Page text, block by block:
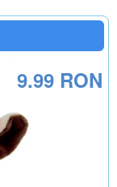
9.99 RON